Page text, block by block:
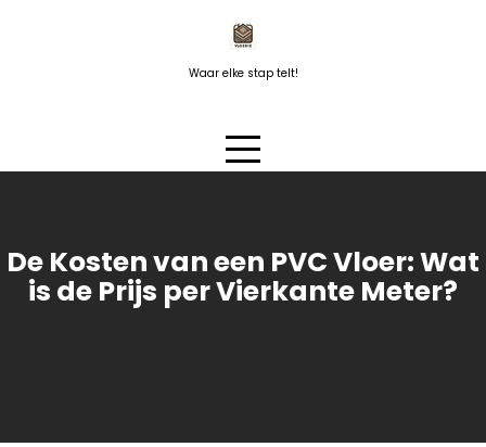
Waar elke stap telt!
De Kosten van een PVC Vloer: Wat
is de Prijs per Vierkante Meter?